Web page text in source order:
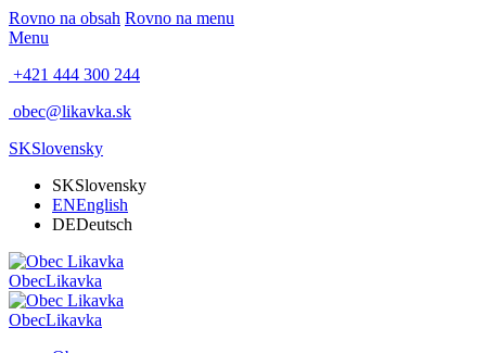
Rovno na obsah Rovno na menu
Menu
+421 444 300 244
obec@likavka.sk
SKSlovensky
SKSlovensky
ENEnglish
DEDeutsch
ObecLikavka
ObecLikavka